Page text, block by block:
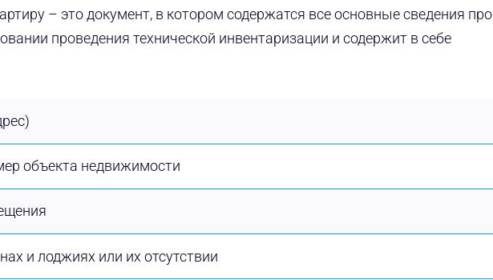
– это документ, в котором содержатся все основные сведения
проведения технической инвентаризации и содержит в себе
объекта недвижимости
и лоджиях или их отсутствии